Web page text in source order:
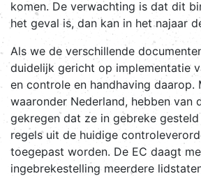
komen. De verwachting is dat dit
het geval is, dan kan in het najaar
Als we de verschillende
duidelijk gericht op implementatie
en controle en handhaving daarop.
waaronder Nederland, hebben van
gekregen dat ze in gebreke
regels uit de huidige
toegepast worden. De EC daagt
ingebrekestelling meerdere